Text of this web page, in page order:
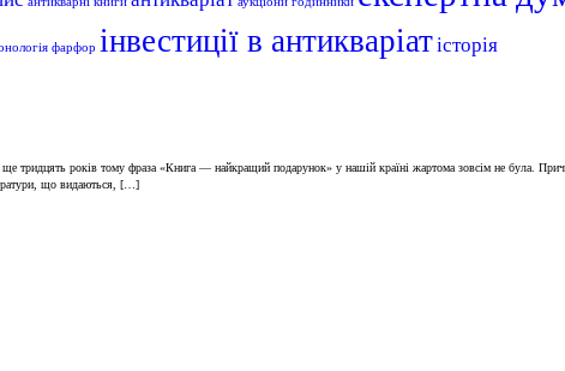
фарфор інвестиції в антикваріатісторія
тридцять років тому фраза «Книга — найкращий подарунок» у нашій країні жартома зовсім не була.
що видаються, […]